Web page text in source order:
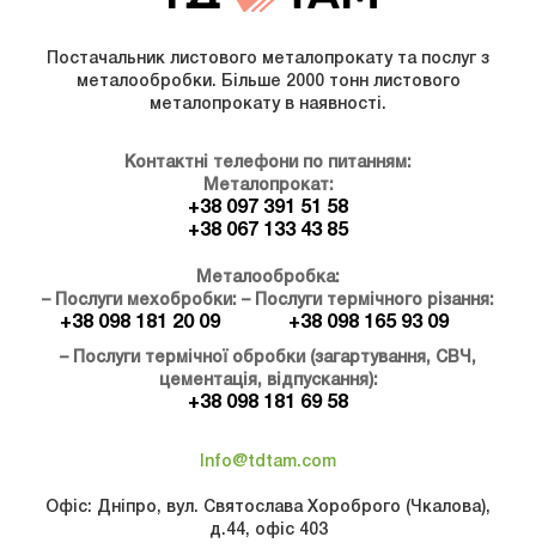
Постачальник листового металопрокату та послуг з
металообробки. Більше 2000 тонн листового
металопрокату в наявності.
Контактні телефони по питанням:
Металопрокат:
+38 097 391 51 58
+38 067 133 43 85
Металообробка:
– Послуги мехобробки:
+38 098 181 20 09
– Послуги термічного різання:
+38 098 165 93 09
– Послуги термічної обробки (загартування, СВЧ,
цементація, відпускання):
+38 098 181 69 58
Info@tdtam.com
Офіс: Дніпро, вул. Святослава Хороброго (Чкалова),
д.44, офіс 403